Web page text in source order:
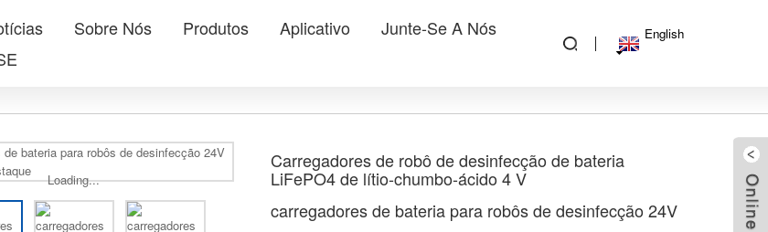
Sobre Nós Produtos Aplicativo
Junte-Se A Nós
English
Loading...
Carregadores de robô de desinfecção de bateria
LiFePO4 de lítio-chumbo-ácido 4 V
carregadores de bateria para robôs de desinfecção 24V